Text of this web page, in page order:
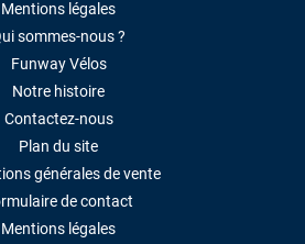
Mentions légales
sommes-nous ?
Funway Vélos
Notre histoire
Contactez-nous
Plan du site
générales de vente
de contact
Mentions légales